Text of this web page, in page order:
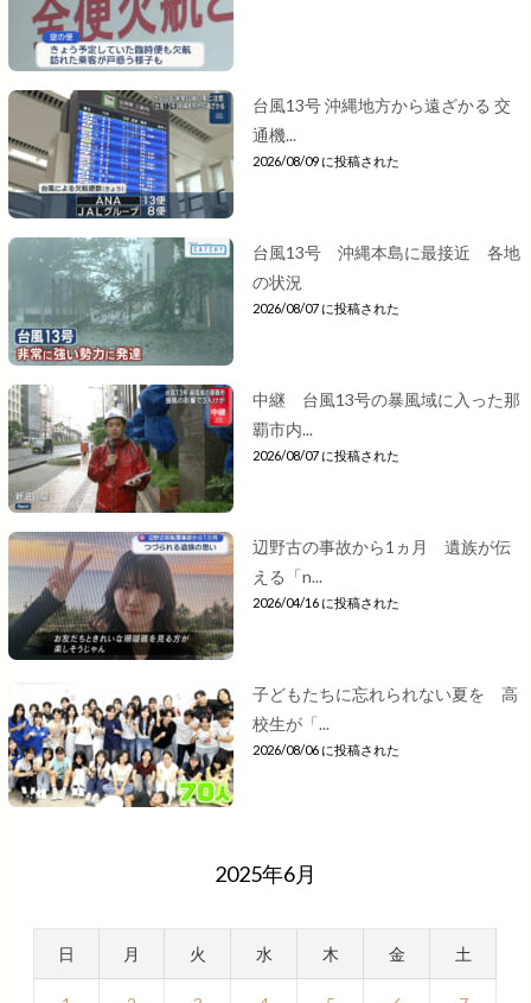
台風13号 沖縄地方から遠ざかる 交
通機...
2026/08/09 に投稿された
台風13号 沖縄本島に最接近 各地
の状況
2026/08/07 に投稿された
中継 台風13号の暴風域に入った那
覇市内...
2026/08/07 に投稿された
辺野古の事故から1ヵ月 遺族が伝
える「n...
2026/04/16 に投稿された
子どもたちに忘れられない夏を 高
校生が「...
2026/08/06 に投稿された
2025年6月
日 月 火 水 木 金 土